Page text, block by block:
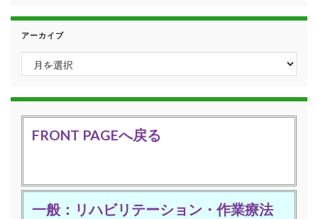
アーカイブ
アーカイブ
FRONT PAGEへ戻る
一般：リハビリテーション・作業療法